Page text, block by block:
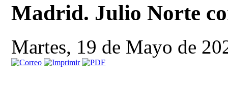
Madrid. Julio Norte
Martes, 19 de Mayo de